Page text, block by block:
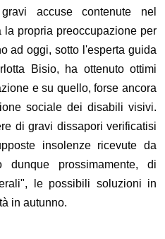
accuse contenute nel
la propria preoccupazione per
ad oggi, sotto l'esperta guida
Bisio, ha ottenuto ottimi
e su quello, forse ancora
sociale dei disabili visivi.
di gravi dissapori verificatisi
insolenze ricevute da
dunque prossimamente, di
le possibili soluzioni in
in autunno.